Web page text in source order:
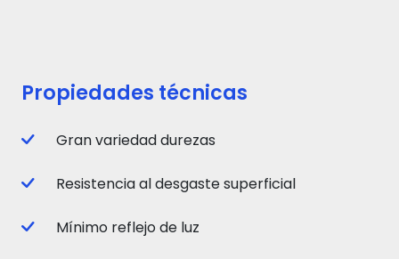
Propiedades técnicas
Gran variedad durezas
Resistencia al desgaste superficial
Mínimo reflejo de luz